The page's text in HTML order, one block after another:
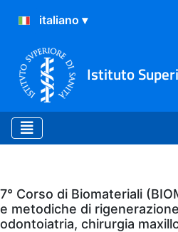
Istituto
Eventi
7° Corso di Biomateriali
e metodiche di
odontoiatria, chirurgia